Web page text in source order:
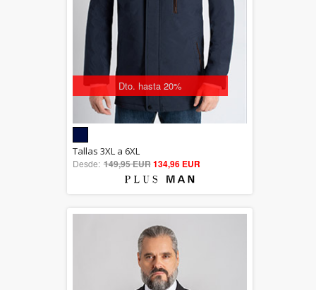
Dto. hasta 20%
5.00
out of 5
Tallas 3XL a 6XL
Desde: 149,95 EUR134,96 EUR